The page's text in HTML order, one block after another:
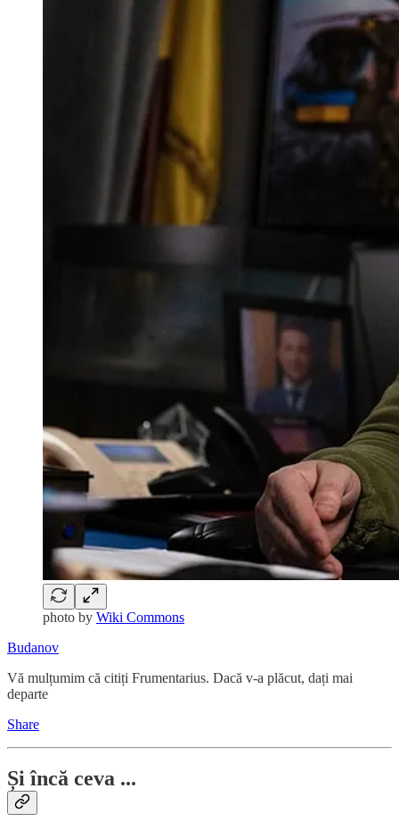
photo by Wiki Commons
Budanov
Vă mulțumim că citiți Frumentarius. Dacă v-a plăcut, dați mai
departe
Share
Și încă ceva ...